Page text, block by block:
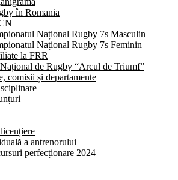
în Romania
Național Rugby 7s Masculin
Național Rugby 7s Feminin
la FRR
de Rugby “Arcul de Triumf”
comisii și departamente
a antrenorului
perfecționare 2024